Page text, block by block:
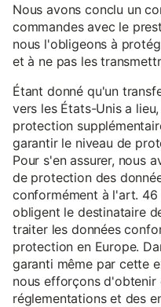
Nous avons conclu un
commandes avec le
nous l'obligeons à
et à ne pas les
Étant donné qu'un
vers les États-Unis a
protection
garantir le niveau de
Pour s'en assurer, nous
de protection des
conformément à l'art. 46
obligent le destinataire
traiter les données
protection en Europe.
garanti même par cette
nous efforçons d'obtenir
réglementations et des